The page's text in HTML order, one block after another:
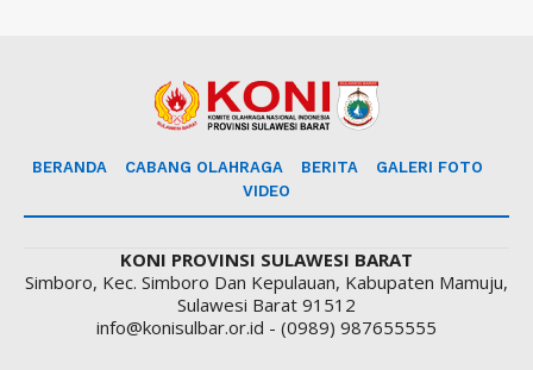
BERANDA CABANG OLAHRAGA BERITA
GALERI FOTO
VIDEO
KONI PROVINSI SULAWESI BARAT
Simboro, Kec. Simboro Dan Kepulauan, Kabupaten Mamuju,
Sulawesi Barat 91512
info@konisulbar.or.id - (0989) 987655555